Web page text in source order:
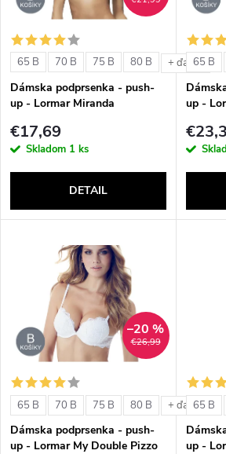
i
e
p
r
d
t
o
v
i
s
p
r
o
d
t
o
v
65 B 70 B 75 B 80 B + ďalšie
Dámska podprsenka - push-
up - Lormar Miranda
€17,69
Skladom 1 ks
DETAIL
65 B
up -
€26,99
–20 %
65 B 70 B 75 B 80 B + ďalšie
Dámska podprsenka - push-
up - Lormar My Double Pizzo
65 B
up -